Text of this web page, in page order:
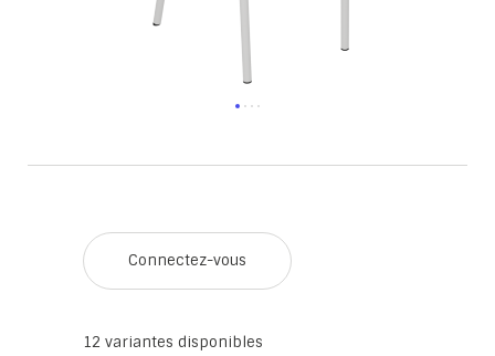
Connectez-vous
12 variantes disponibles